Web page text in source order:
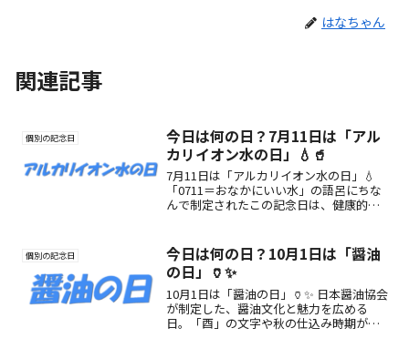
はなちゃん
関連記事
個別の記念日
今日は何の日？7月11日は「アル
カリイオン水の日」💧🥤
7月11日は「アルカリイオン水の日」💧
「0711＝おなかにいい水」の語呂にちな
んで制定されたこの記念日は、健康的な
慣を見直すきっかけに。
個別の記念日
今日は何の日？10月1日は「醤油
の日」🏺✨
10月1日は「醤油の日」🏺✨ 日本醤油協会
が制定した、醤油文化と魅力を広める
日。「酉」の文字や秋の仕込み時期が由